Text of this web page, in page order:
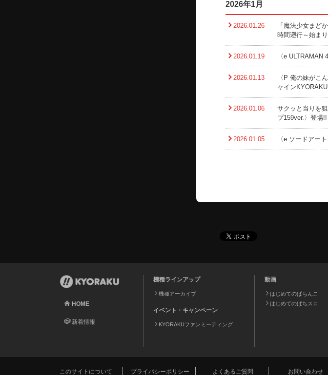
2026年1月
2026.01.26
「魔法少女まど
時間遡行～始ま
2026.01.19 〈e
2026.01.13
〈P 俺の妹がこ
ャイン
2026.01.06
サクッと当りを
プ159ver.〉登場!!
2026.01.05 〈e ソードアー
HOME
新着情報
機種ラインアップ
機種アーカイブ
イベント・キャンペーン
KYORAKUファンミーティング
動画
はじめてのぱちんこ
はじめてのぱちスロ
このサイトについて プライバシーポリシー よくあるご質問 お問い合わせ